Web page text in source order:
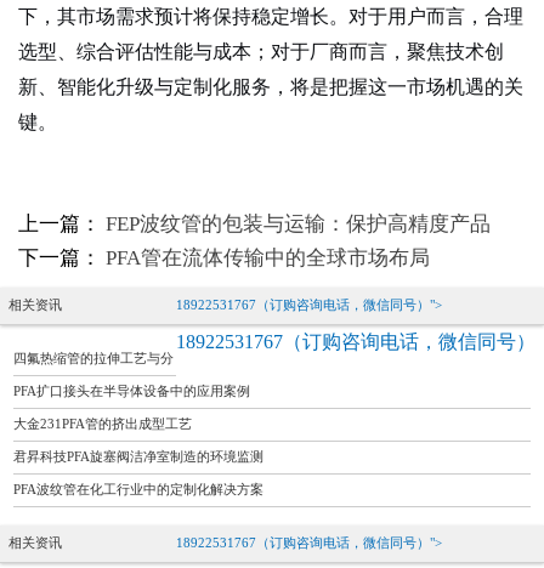
下，其市场需求预计将保持稳定增长。对于用户而言，合理
选型、综合评估性能与成本；对于厂商而言，聚焦技术创
新、智能化升级与定制化服务，将是把握这一市场机遇的关
键。
上一篇： FEP波纹管的包装与运输：保护高精度产品
下一篇： PFA管在流体传输中的全球市场布局
相关资讯 18922531767（订购咨询电话，微信同号）">
18922531767（订购咨询电话，微信同号）
四氟热缩管的拉伸工艺与分
子结构优化
PFA扩口接头在半导体设备中的应用案例
大金231PFA管的挤出成型工艺
君昇科技PFA旋塞阀洁净室制造的环境监测
PFA波纹管在化工行业中的定制化解决方案
相关资讯 18922531767（订购咨询电话，微信同号）">